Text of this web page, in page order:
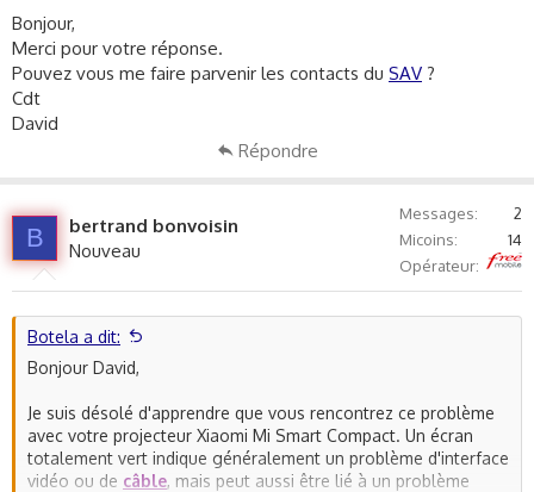
Bonjour,
Merci pour votre réponse.
Pouvez vous me faire parvenir les contacts du SAV ?
Cdt
David
Répondre
B
bertrand bonvoisin
Nouveau
Messages
2
Micoins
14
Opérateur
Botela a dit:
Bonjour David,
Je suis désolé d'apprendre que vous rencontrez ce problème
avec votre projecteur Xiaomi Mi Smart Compact. Un écran
totalement vert indique généralement un problème d'interface
vidéo ou de câble, mais peut aussi être lié à un problème